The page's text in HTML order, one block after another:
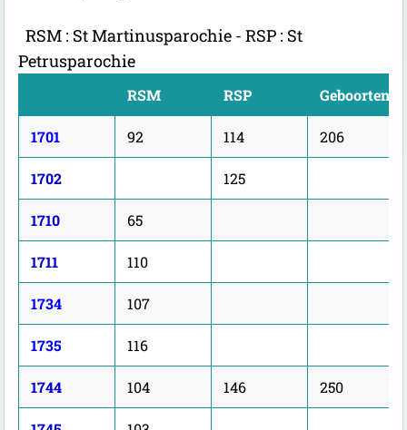
RSM : St Martinusparochie - RSP : St
Petrusparochie
RSM RSP Geboorten
1701 92 114 206
1702 125
1710 65
1711 110
1734 107
1735 116
1744 104 146 250